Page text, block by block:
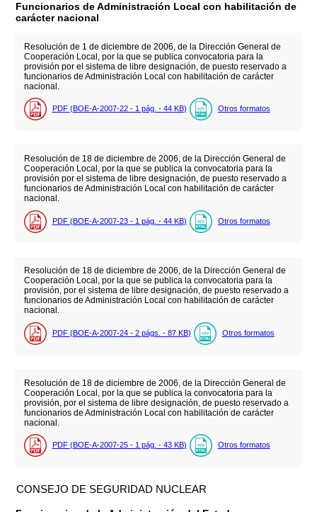
Funcionarios de Administración Local con habilitación de
carácter nacional
Resolución de 1 de diciembre de 2006, de la Dirección General de
Cooperación Local, por la que se publica convocatoria para la
provisión por el sistema de libre designación, de puesto reservado a
funcionarios de Administración Local con habilitación de carácter
nacional.
PDF (BOE-A-2007-22 - 1 pág. - 44 KB) Otros formatos
Resolución de 18 de diciembre de 2006, de la Dirección General de
Cooperación Local, por la que se publica la convocatoria para la
provisión por el sistema de libre designación, de puesto reservado a
funcionarios de Administración Local con habilitación de carácter
nacional.
PDF (BOE-A-2007-23 - 1 pág. - 44 KB) Otros formatos
Resolución de 18 de diciembre de 2006, de la Dirección General de
Cooperación Local, por la que se publica la convocatoria para la
provisión, por el sistema de libre designación, de puesto reservado a
funcionarios de Administración Local con habilitación de carácter
nacional.
PDF (BOE-A-2007-24 - 2 págs. - 87 KB) Otros formatos
Resolución de 18 de diciembre de 2006, de la Dirección General de
Cooperación Local, por la que se publica la convocatoria para la
provisión, por el sistema de libre designación, de puesto reservado a
funcionarios de Administración Local con habilitación de carácter
nacional.
PDF (BOE-A-2007-25 - 1 pág. - 43 KB) Otros formatos
CONSEJO DE SEGURIDAD NUCLEAR